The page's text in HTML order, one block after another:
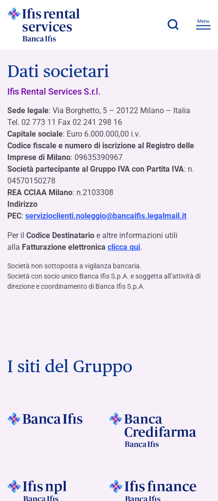
Dati societari
Ifis Rental Services S.r.l.
Sede legale: Via Borghetto, 5 – 20122 Milano – Italia
Tel. 02 773 11 Fax 02 241 298 16
Capitale sociale: Euro 6.000.000,00 i.v.
Codice fiscale e numero di iscrizione al Registro delle
Imprese di Milano: 09635390967
Società partecipante al Gruppo IVA con Partita IVA: n.
04570150278
REA CCIAA Milano: n.2103308
Indirizzo
PEC: servizioclienti.noleggio@bancaifis.legalmail.it
Per il Codice Destinatario e altre informazioni utili
alla Fatturazione elettronica clicca qui.
Società non sottoposta a vigilanza bancaria.
Società con socio unico Banca Ifis S.p.A. e soggetta all’attività di
direzione e coordinamento di Banca Ifis S.p.A.
I siti del Gruppo